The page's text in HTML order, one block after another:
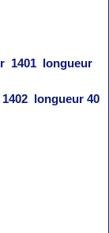
longueur
40